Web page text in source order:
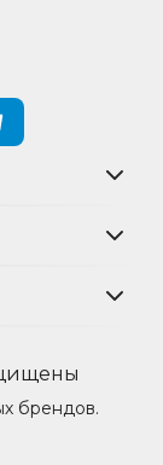
брендов.